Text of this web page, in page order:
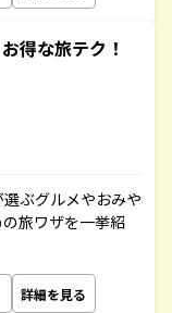
得な旅テク！
ぶグルメやおみや
旅ワザを一挙紹
詳細を見る